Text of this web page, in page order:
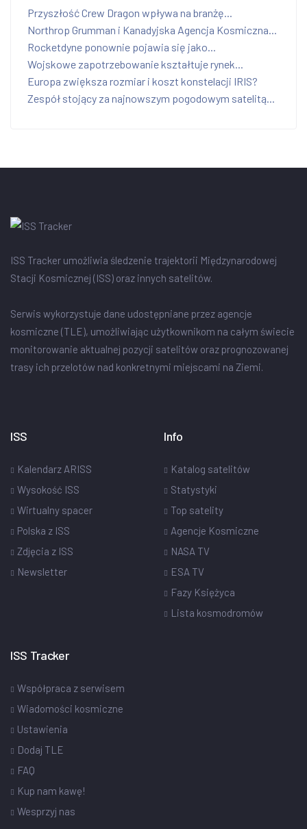
Przyszłość Crew Dragon wpływa na branżę...
Northrop Grumman i Kanadyjska Agencja Kosmiczna...
Rocketdyne ponownie pojawia się jako...
Wojskowe zapotrzebowanie kształtuje rynek...
Europa zwiększa rozmiar i koszt konstelacji IRIS?
Zespół stojący za najnowszym pogodowym satelitą...
ISS Tracker umożliwia śledzenie trajektorii Międzynarodowej
Stacji Kosmicznej (ISS) oraz innych satelitów.
Serwis wykorzystuje dane udostępniane przez agencje
kosmiczne (TLE), umożliwiając użytkownikom na całym świecie
monitorowanie aktualnej pozycji satelitów oraz prognozowanej
trasy ich przelotów nad konkretnymi miejscami na Ziemi.
ISS
Kalendarz ARISS
Wysokość ISS
Wirtualny spacer
Polska z ISS
Zdjęcia z ISS
Newsletter
Info
Katalog satelitów
Statystyki
Top satelity
Agencje Kosmiczne
NASA TV
ESA TV
Fazy Księżyca
Lista kosmodromów
ISS Tracker
Współpraca z serwisem
Wiadomości kosmiczne
Ustawienia
Dodaj TLE
FAQ
Kup nam kawę!
Wesprzyj nas